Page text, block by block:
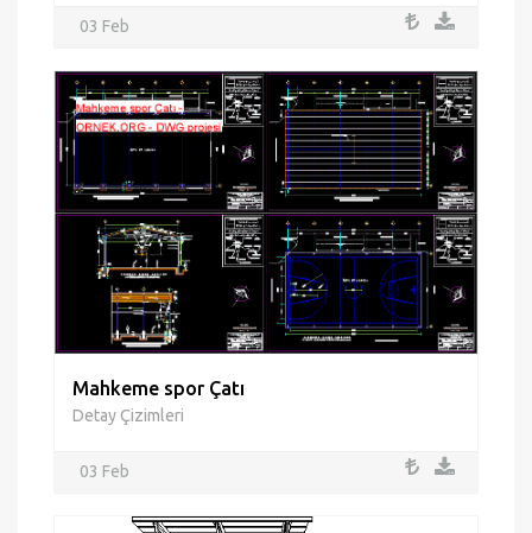
03 Feb
Mahkeme spor Çatı
Detay Çizimleri
03 Feb